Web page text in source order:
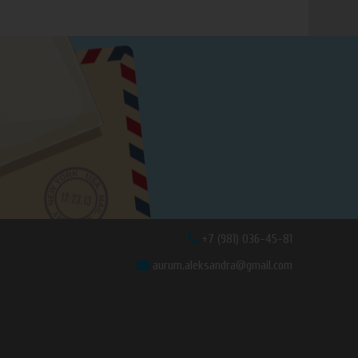
+7 (981) 036-45-81
aurum.aleksandra@gmail.com